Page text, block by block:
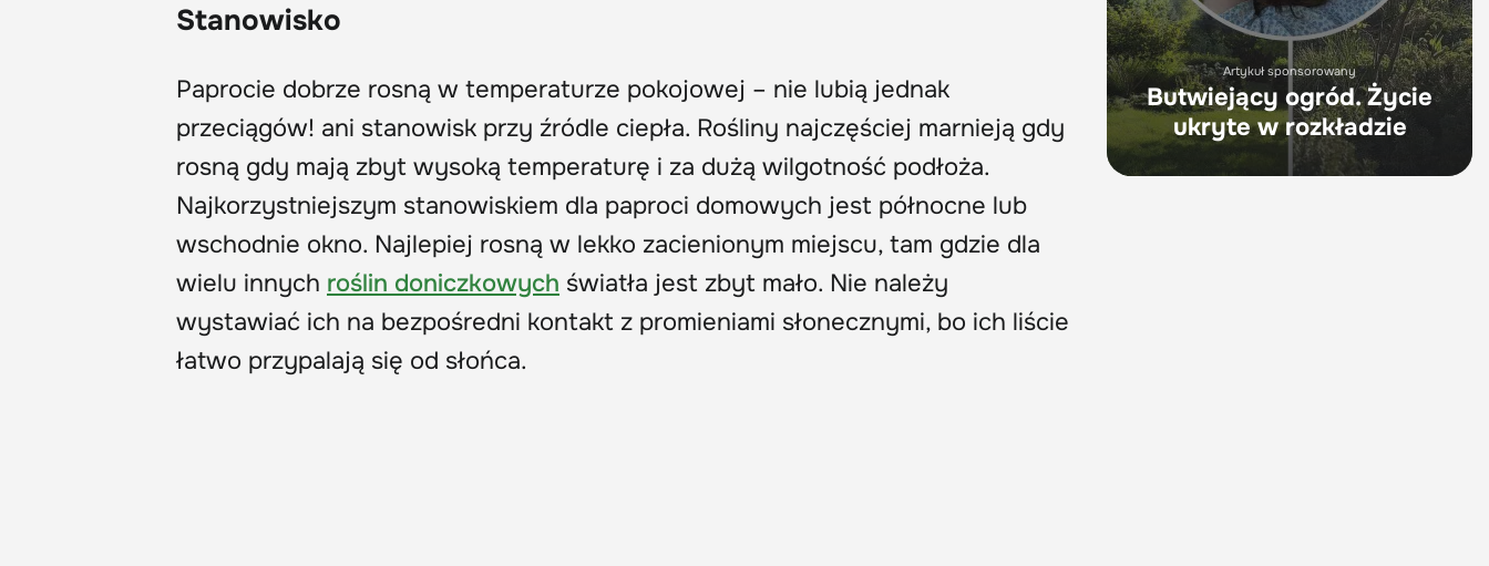
Stanowisko
Paprocie dobrze rosną w temperaturze pokojowej – nie lubią jednak
przeciągów! ani stanowisk przy źródle ciepła. Rośliny najczęściej marnieją gdy
rosną gdy mają zbyt wysoką temperaturę i za dużą wilgotność podłoża.
Najkorzystniejszym stanowiskiem dla paproci domowych jest północne lub
wschodnie okno. Najlepiej rosną w lekko zacienionym miejscu, tam gdzie dla
wielu innych roślin doniczkowych światła jest zbyt mało. Nie należy
wystawiać ich na bezpośredni kontakt z promieniami słonecznymi, bo ich liście
łatwo przypalają się od słońca.
Artykuł sponsorowany
Butwiejący ogród. Życie
ukryte w rozkładzie